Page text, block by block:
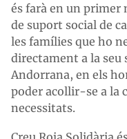
és farà en un primer
de suport social de
les famílies que ho
directament a la seu
Andorrana, en els
poder acollir-se a la
necessitats.